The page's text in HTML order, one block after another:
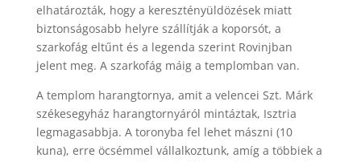
elhatározták, hogy a keresztényüldözések miatt
biztonságosabb helyre szállítják a koporsót, a
szarkofág eltűnt és a legenda szerint Rovinjban
jelent meg. A szarkofág máig a templomban van.
A templom harangtornya, amit a velencei Szt. Márk
székesegyház harangtornyáról mintáztak, Isztria
legmagasabbja. A toronyba fel lehet mászni (10
kuna), erre öcsémmel vállalkoztunk, amíg a többiek a